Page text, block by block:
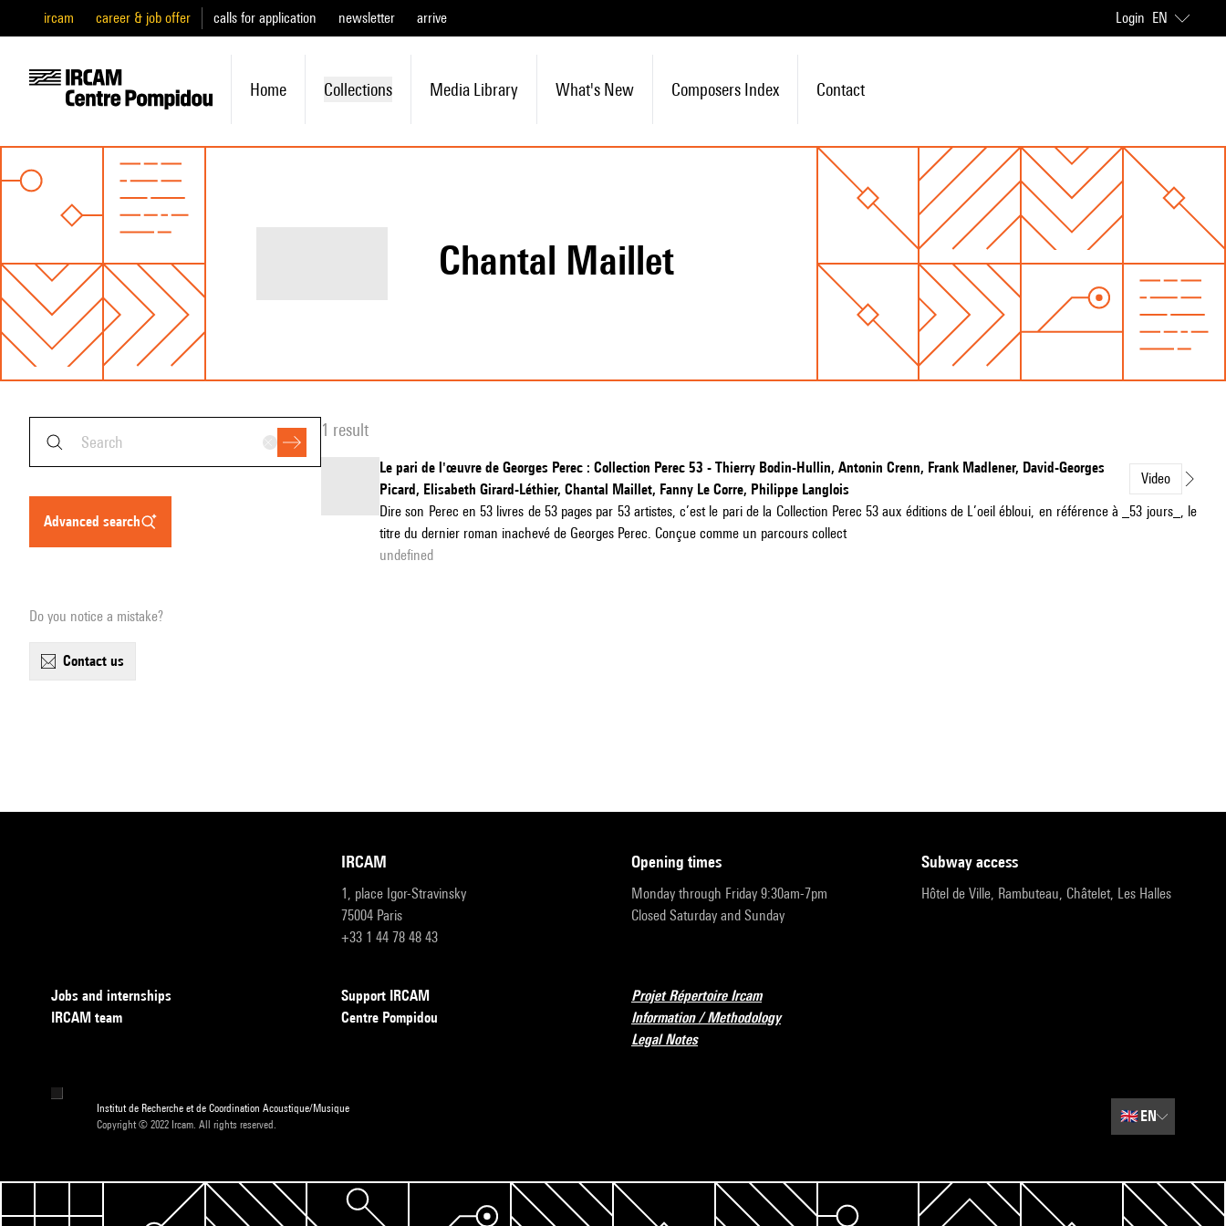
ircam career & job offer calls for application newsletter arrive Login EN
Home Collections Media Library What's New Composers Index Contact
Chantal Maillet
advanced search
Do you notice a mistake?
contact us
1 result
Le pari de l'œuvre de Georges Perec : Collection Perec 53 - Thierry Bodin-Hullin, Antonin Crenn, Frank Madlener, David-Georges
Picard, Elisabeth Girard-Léthier, Chantal Maillet, Fanny Le Corre, Philippe Langlois
Video
Dire son Perec en 53 livres de 53 pages par 53 artistes, c’est le pari de la Collection Perec 53 aux éditions de L’oeil ébloui, en référence à _53 jours_, le
titre du dernier roman inachevé de Georges Perec. Conçue comme un parcours collect
undefined
IRCAM
1, place Igor-Stravinsky
75004 Paris
+33 1 44 78 48 43
opening times
Monday through Friday 9:30am-7pm
Closed Saturday and Sunday
subway access
Hôtel de Ville, Rambuteau, Châtelet, Les Halles
Jobs and internships
IRCAM team
Support IRCAM
Centre Pompidou
Projet Répertoire Ircam
Information / Methodology
Legal Notes
Institut de Recherche et de Coordination Acoustique/Musique
Copyright © 2022 Ircam. All rights reserved.
🇬🇧EN